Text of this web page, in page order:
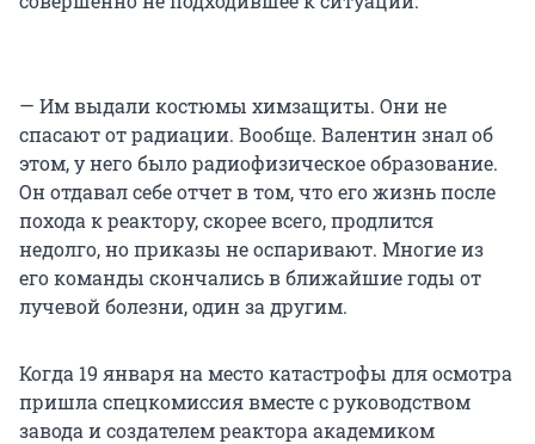
— Им выдали костюмы химзащиты. Они не
спасают от радиации. Вообще. Валентин знал об
этом, у него было радиофизическое образование.
Он отдавал себе отчет в том, что его жизнь после
похода к реактору, скорее всего, продлится
недолго, но приказы не оспаривают. Многие из
его команды скончались в ближайшие годы от
лучевой болезни, один за другим.
Когда 19 января на место катастрофы для осмотра
пришла спецкомиссия вместе с руководством
завода и создателем реактора академиком